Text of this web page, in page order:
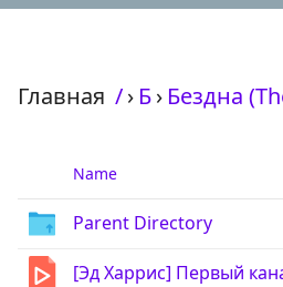
Главная /› Б› Бездна
Name
Parent Directory
[Эд Харрис] Первый